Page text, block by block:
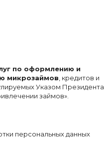
по оформлению и
микрозаймов, кредитов и
Указом Президента
займов».
персональных данных